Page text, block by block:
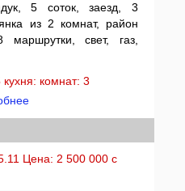
5 соток, заезд, 3
из 2 комнат, район
свет, газ,
комнат: 3
Цена: 2 500 000 с